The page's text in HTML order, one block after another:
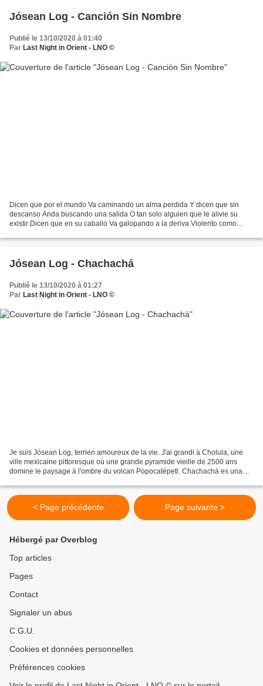
Jósean Log - Canción Sin Nombre
Publié le 13/10/2020 à 01:40
Par Last Night in Orient - LNO ©
Dicen que por el mundo Va caminando un alma perdida Y dicen que sin
descanso Anda buscando una salida O tan solo alguien que le alivie su
existir Dicen que en su caballo Va galopando a la deriva Violento como
Jósean Log - Chachachá
Publié le 13/10/2020 à 01:27
Par Last Night in Orient - LNO ©
Je suis Jósean Log, terrien amoureux de la vie. J'ai grandi à Cholula, une
ville mexicaine pittoresque où une grande pyramide vieille de 2500 ans
domine le paysage à l'ombre du volcan Popocatépetl. Chachachá es una
< Page précédente Page suivante >
Hébergé par Overblog
Top articles
Pages
Contact
Signaler un abus
C.G.U.
Cookies et données personnelles
Préférences cookies